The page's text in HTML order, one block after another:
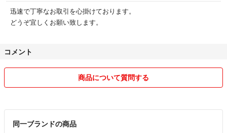
迅速で丁寧なお取引を心掛けております。
どうぞ宜しくお願い致します。
コメント
商品について質問する
同一ブランドの商品